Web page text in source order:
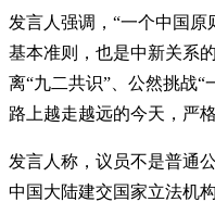
发言人强调，“一个中国
基本准则，也是中新关系
离“九二共识”、公然挑战“
路上越走越远的今天，严
发言人称，议员不是普通
中国大陆建交国家立法机